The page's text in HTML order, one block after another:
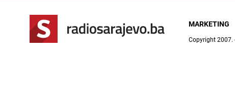
MARKETING
Copyright 2007.